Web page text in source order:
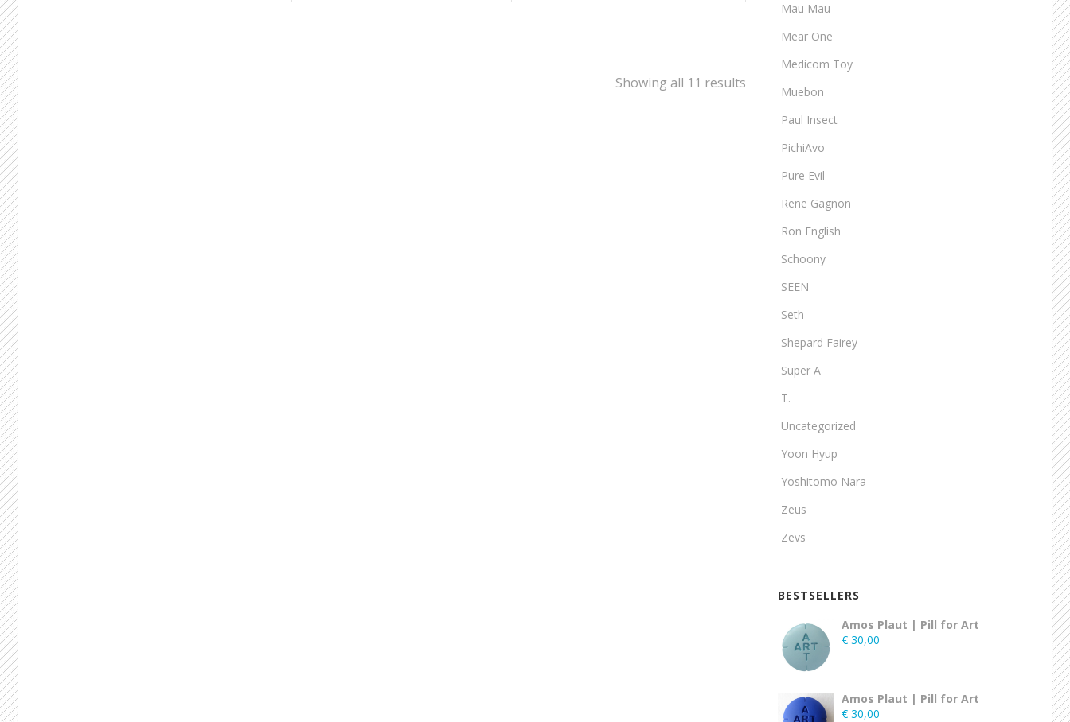
Showing all 11 results
Mau Mau
Mear One
Medicom Toy
Muebon
Paul Insect
PichiAvo
Pure Evil
Rene Gagnon
Ron English
Schoony
SEEN
Seth
Shepard Fairey
Super A
T.
Uncategorized
Yoon Hyup
Yoshitomo Nara
Zeus
Zevs
BESTSELLERS
Amos Plaut | Pill for Art
€ 30,00
Amos Plaut | Pill for Art
€ 30,00